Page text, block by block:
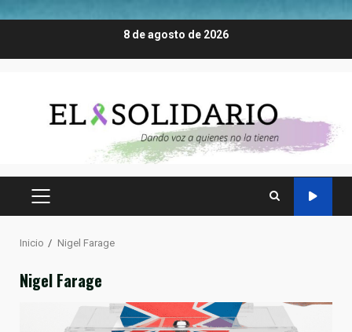
8 de agosto de 2026
MENÚ
Inicio Nigel Farage
Nigel Farage